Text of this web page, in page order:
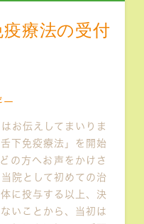
療法の受付
ー
お伝えしてまいりま
下免疫療法」を開始
の方へお声をかけさ
院として初めての治
に投与する以上、決
いことから、当初は